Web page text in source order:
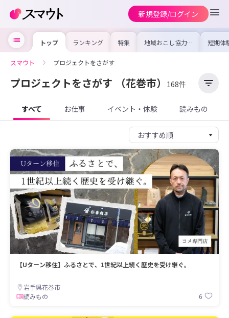
新規登録/ログイン
トップ ランキング 特集 地域おこし協力隊
の求人やイベント
を集めました！仕
けよう
短期体
り〜数
域を知
スマウト プロジェクトをさがす
プロジェクトをさがす （花巻市） 168件
すべて お仕事 イベント・体験 読みもの
【Uターン移住】ふるさとで、1世紀以上続く歴史を受け継ぐ。
岩手県花巻市
読みもの
6